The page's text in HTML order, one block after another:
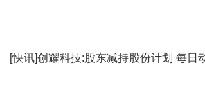
[快讯]创耀科技:股东减持股份计划 每日